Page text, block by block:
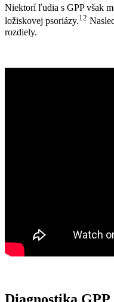
Niektorí ľudia s GPP však
ložiskovej psoriázy.12
rozdiely.
Diagnostika GPP